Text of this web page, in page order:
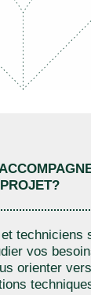
techniciens
vos
orienter